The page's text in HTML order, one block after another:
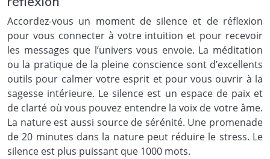
Accordez-vous un moment de silence et de réflexion
pour vous connecter à votre intuition et pour recevoir
les messages que l’univers vous envoie. La méditation
ou la pratique de la pleine conscience sont d’excellents
outils pour calmer votre esprit et pour vous ouvrir à la
sagesse intérieure. Le silence est un espace de paix et
de clarté où vous pouvez entendre la voix de votre âme.
La nature est aussi source de sérénité. Une promenade
de 20 minutes dans la nature peut réduire le stress. Le
silence est plus puissant que 1000 mots.